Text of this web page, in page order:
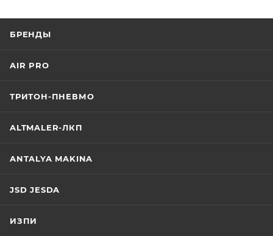
БРЕНДЫ
AIR PRO
ТРИТОН-ПНЕВМО
ALTMALER-ЛКП
ANTALYA MAKINA
JSD JESDA
ИЗПИ